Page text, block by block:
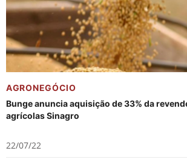
AGRONEGÓCIO
Bunge anuncia aquisição de 33% da
agrícolas Sinagro
22/07/22